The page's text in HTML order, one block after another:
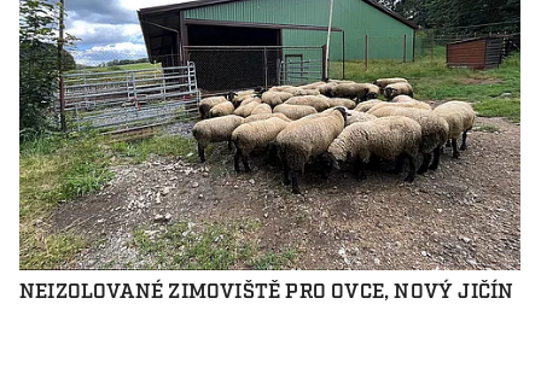
NEIZOLOVANÉ ZIMOVIŠTĚ PRO OVCE, NOVÝ JIČÍN